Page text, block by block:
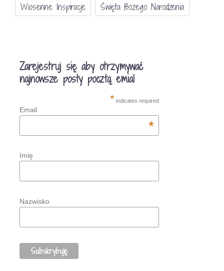
Wiosenne Inspiracje
Święta Bożego Narodzenia
Zarejestruj się aby otrzymywać
najnowsze posty pocztą emial
* indicates required
Email
*
Imię
Nazwisko